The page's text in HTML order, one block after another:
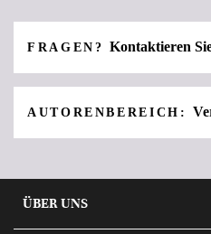
FRAGEN?Kontaktieren
AUTORENBEREICH:
ÜBER UNS